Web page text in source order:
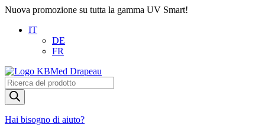
Nuova promozione su tutta la gamma UV Smart!
IT
DE
FR
Products
search
Hai bisogno di aiuto?